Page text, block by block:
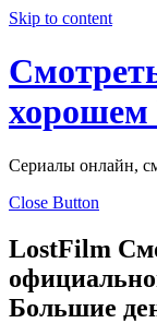
Skip to content
хорошем
Сериалы онлайн,
Close Button
LostFilm
Большие